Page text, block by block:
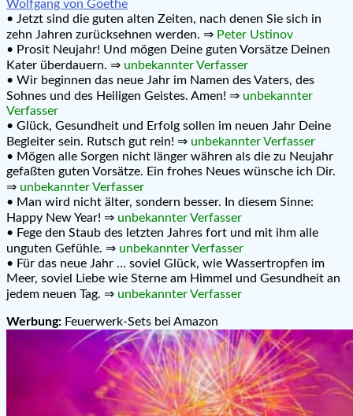
Wolfgang von Goethe
• Jetzt sind die guten alten Zeiten, nach denen Sie sich in
zehn Jahren zurücksehnen werden. ⇒ Peter Ustinov
• Prosit Neujahr! Und mögen Deine guten Vorsätze Deinen
Kater überdauern. ⇒ unbekannter Verfasser
• Wir beginnen das neue Jahr im Namen des Vaters, des
Sohnes und des Heiligen Geistes. Amen! ⇒ unbekannter
Verfasser
• Glück, Gesundheit und Erfolg sollen im neuen Jahr Deine
Begleiter sein. Rutsch gut rein! ⇒ unbekannter Verfasser
• Mögen alle Sorgen nicht länger währen als die zu Neujahr
gefaßten guten Vorsätze. Ein frohes Neues wünsche ich Dir.
⇒ unbekannter Verfasser
• Man wird nicht älter, sondern besser. In diesem Sinne:
Happy New Year! ⇒ unbekannter Verfasser
• Fege den Staub des letzten Jahres fort und mit ihm alle
unguten Gefühle. ⇒ unbekannter Verfasser
• Für das neue Jahr … soviel Glück, wie Wassertropfen im
Meer, soviel Liebe wie Sterne am Himmel und Gesundheit an
jedem neuen Tag. ⇒ unbekannter Verfasser
Werbung: Feuerwerk-Sets bei Amazon